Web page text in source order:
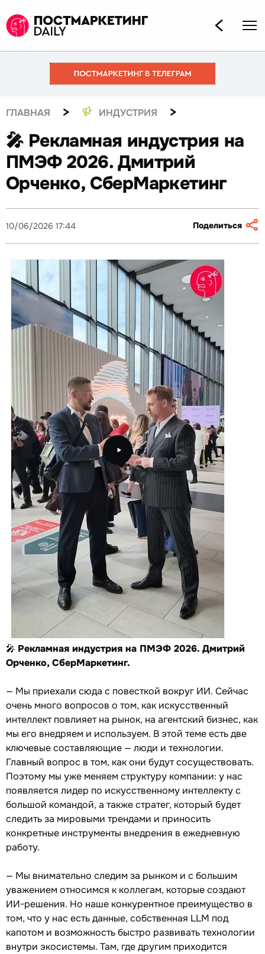
ГЛАВНАЯ > ИНДУСТРИЯ >
🎤 Рекламная индустрия на
ПМЭФ 2026. Дмитрий
Орченко, СберМаркетинг
10/06/2026 17:44 Поделиться
🎤 Рекламная индустрия на ПМЭФ 2026. Дмитрий
Орченко, СберМаркетинг.
— Мы приехали сюда с повесткой вокруг ИИ. Сейчас
очень много вопросов о том, как искусственный
интеллект повлияет на рынок, на агентский бизнес, как
мы его внедряем и используем. В этой теме есть две
ключевые составляющие — люди и технологии.
Главный вопрос в том, как они будут сосуществовать.
Поэтому мы уже меняем структуру компании: у нас
появляется лидер по искусственному интеллекту с
большой командой, а также стратег, который будет
следить за мировыми трендами и приносить
конкретные инструменты внедрения в ежедневную
работу.
— Мы внимательно следим за рынком и с большим
уважением относимся к коллегам, которые создают
ИИ-решения. Но наше конкурентное преимущество в
том, что у нас есть данные, собственная LLM под
капотом и возможность быстро развивать технологии
внутри экосистемы. Там, где другим приходится